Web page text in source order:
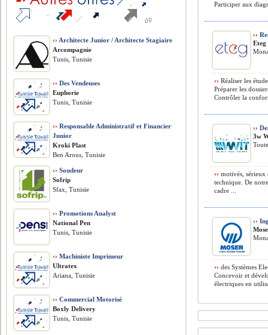
Participer aux
››
Eteg
›› Réaliser les
Préparer les
Contrôler la
››
3w
›› motivés, sérieux
technique. De
cadre ...
››
›› des Systèmes
Concevoir et
électriques en
›› Architecte Junior / Architecte Stagiaire
Arcompagnie
Tunis, Tunisie
›› Des Vendeuses
Euphorie
Tunis, Tunisie
›› Responsable Administratif et Financier
Junior
Kroki Plast
Ben Arous, Tunisie
›› Soudeur
Sofrip
Sfax, Tunisie
›› Promotions Analyst
National Pen
Tunis, Tunisie
›› Machiniste Imprimeur
Ultratex
Ariana, Tunisie
›› Commercial Motorisé
Boxly Delivery
Tunis, Tunisie